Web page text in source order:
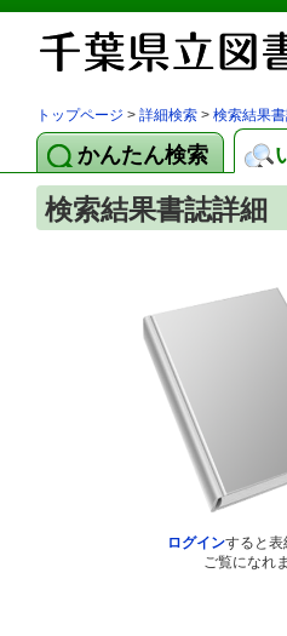
トップページ > 詳細検索 > 検索結果
かんたん検索
検索結果書誌詳細
ログインすると表
ご覧になれ